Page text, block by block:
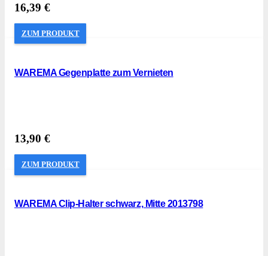
16,39 €
ZUM PRODUKT
WAREMA Gegenplatte zum Vernieten
13,90 €
ZUM PRODUKT
WAREMA Clip-Halter schwarz, Mitte 2013798